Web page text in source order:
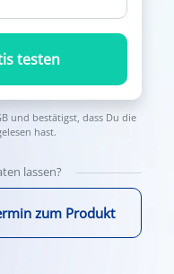
testen
und bestätigst, dass Du die
hast.
lassen?
zum Produkt